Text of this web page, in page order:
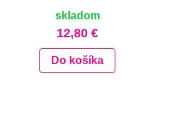
skladom
12,80 €
Do košíka